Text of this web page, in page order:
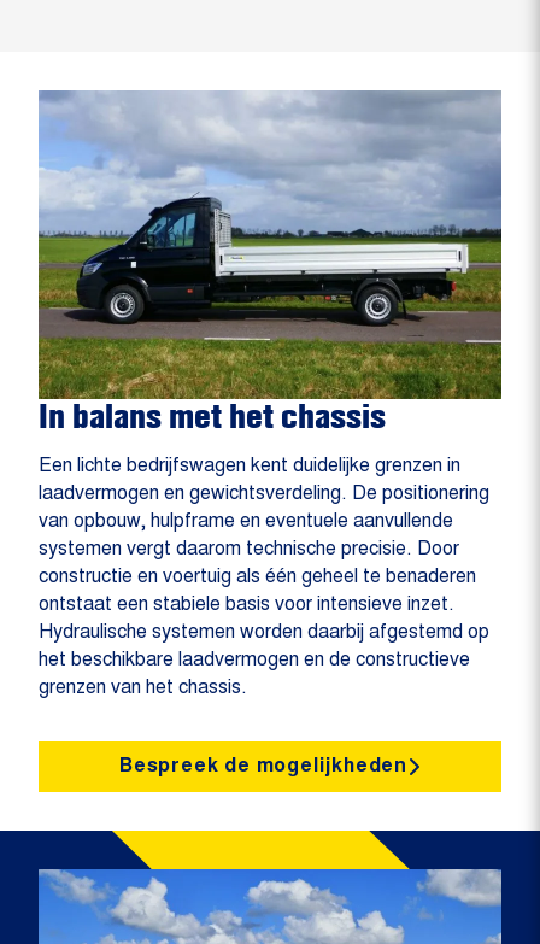
In balans met het chassis
Een lichte bedrijfswagen kent duidelijke grenzen in
laadvermogen en gewichtsverdeling. De positionering
van opbouw, hulpframe en eventuele aanvullende
systemen vergt daarom technische precisie. Door
constructie en voertuig als één geheel te benaderen
ontstaat een stabiele basis voor intensieve inzet.
Hydraulische systemen worden daarbij afgestemd op
het beschikbare laadvermogen en de constructieve
grenzen van het chassis.
Bespreek de mogelijkheden